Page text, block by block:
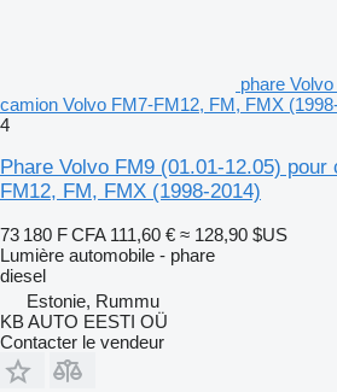
phare
camion Volvo FM7-FM12, FM, FMX
4
Phare Volvo FM9 (01.01-12.05) pour
FM12, FM, FMX (1998-2014)
73 180 F CFA 111,60 € ≈ 128,90 $US
Lumière automobile - phare
diesel
Estonie, Rummu
KB AUTO EESTI OÜ
Contacter le vendeur